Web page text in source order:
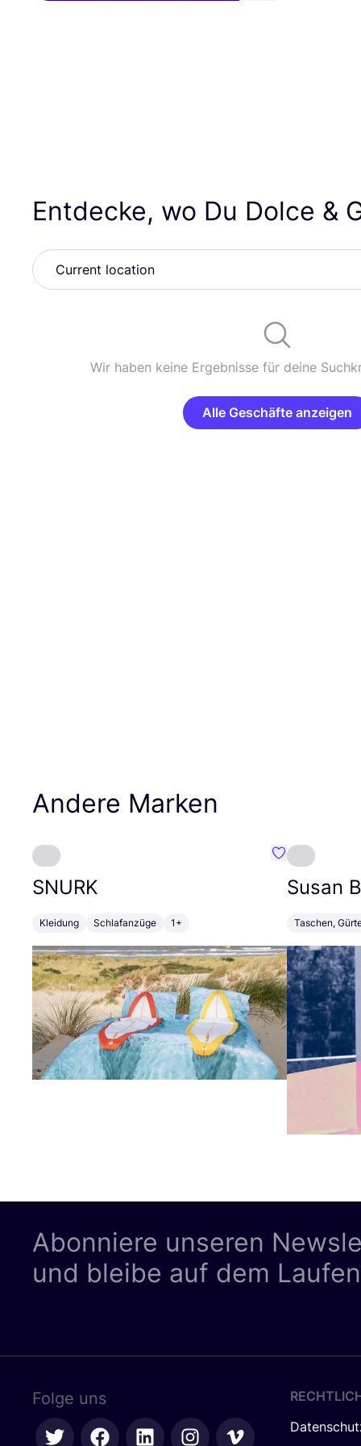
Entdecke, wo Du Dolce &
Wir haben keine Ergebnisse für deine
Alle Geschäfte anzeigen
Andere Marken
SNURK
Kleidung Schlafanzüge 1+
Favorit SNURK
Susan
Taschen,
Abonniere unseren
und bleibe auf dem
Folge uns